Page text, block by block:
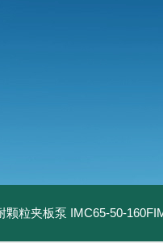
颗粒夹板泵 IMC65-50-